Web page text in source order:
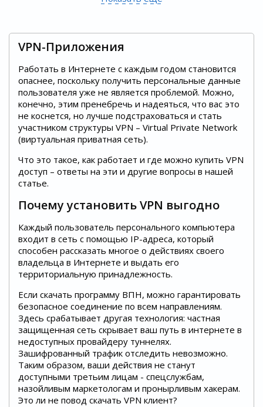
VPN-Приложения
Работать в Интернете с каждым годом становится
опаснее, поскольку получить персональные данные
пользователя уже не является проблемой. Можно,
конечно, этим пренебречь и надеяться, что вас это
не коснется, но лучше подстраховаться и стать
участником структуры VPN – Virtual Private Network
(виртуальная приватная сеть).
Что это такое, как работает и где можно купить VPN
доступ – ответы на эти и другие вопросы в нашей
статье.
Почему установить VPN выгодно
Каждый пользователь персонального компьютера
входит в сеть с помощью IP-адреса, который
способен рассказать многое о действиях своего
владельца в Интернете и выдать его
территориальную принадлежность.
Если скачать программу ВПН, можно гарантировать
безопасное соединение по всем направлениям.
Здесь срабатывает другая технология: частная
защищенная сеть скрывает ваш путь в интернете в
недоступных провайдеру туннелях.
Зашифрованный трафик отследить невозможно.
Таким образом, ваши действия не станут
доступными третьим лицам - спецслужбам,
назойливым маркетологам и пронырливым хакерам.
Это ли не повод скачать VPN клиент?